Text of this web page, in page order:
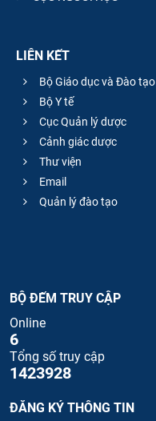
LIÊN KẾT
Bộ Giáo dục và Đào tạo
Bộ Y tế
Cục Quản lý dược
Cảnh giác dược
Thư viện
Email
Quản lý đào tạo
BỘ ĐẾM TRUY CẬP
Online
6
Tổng số truy cập
1423928
ĐĂNG KÝ THÔNG TIN